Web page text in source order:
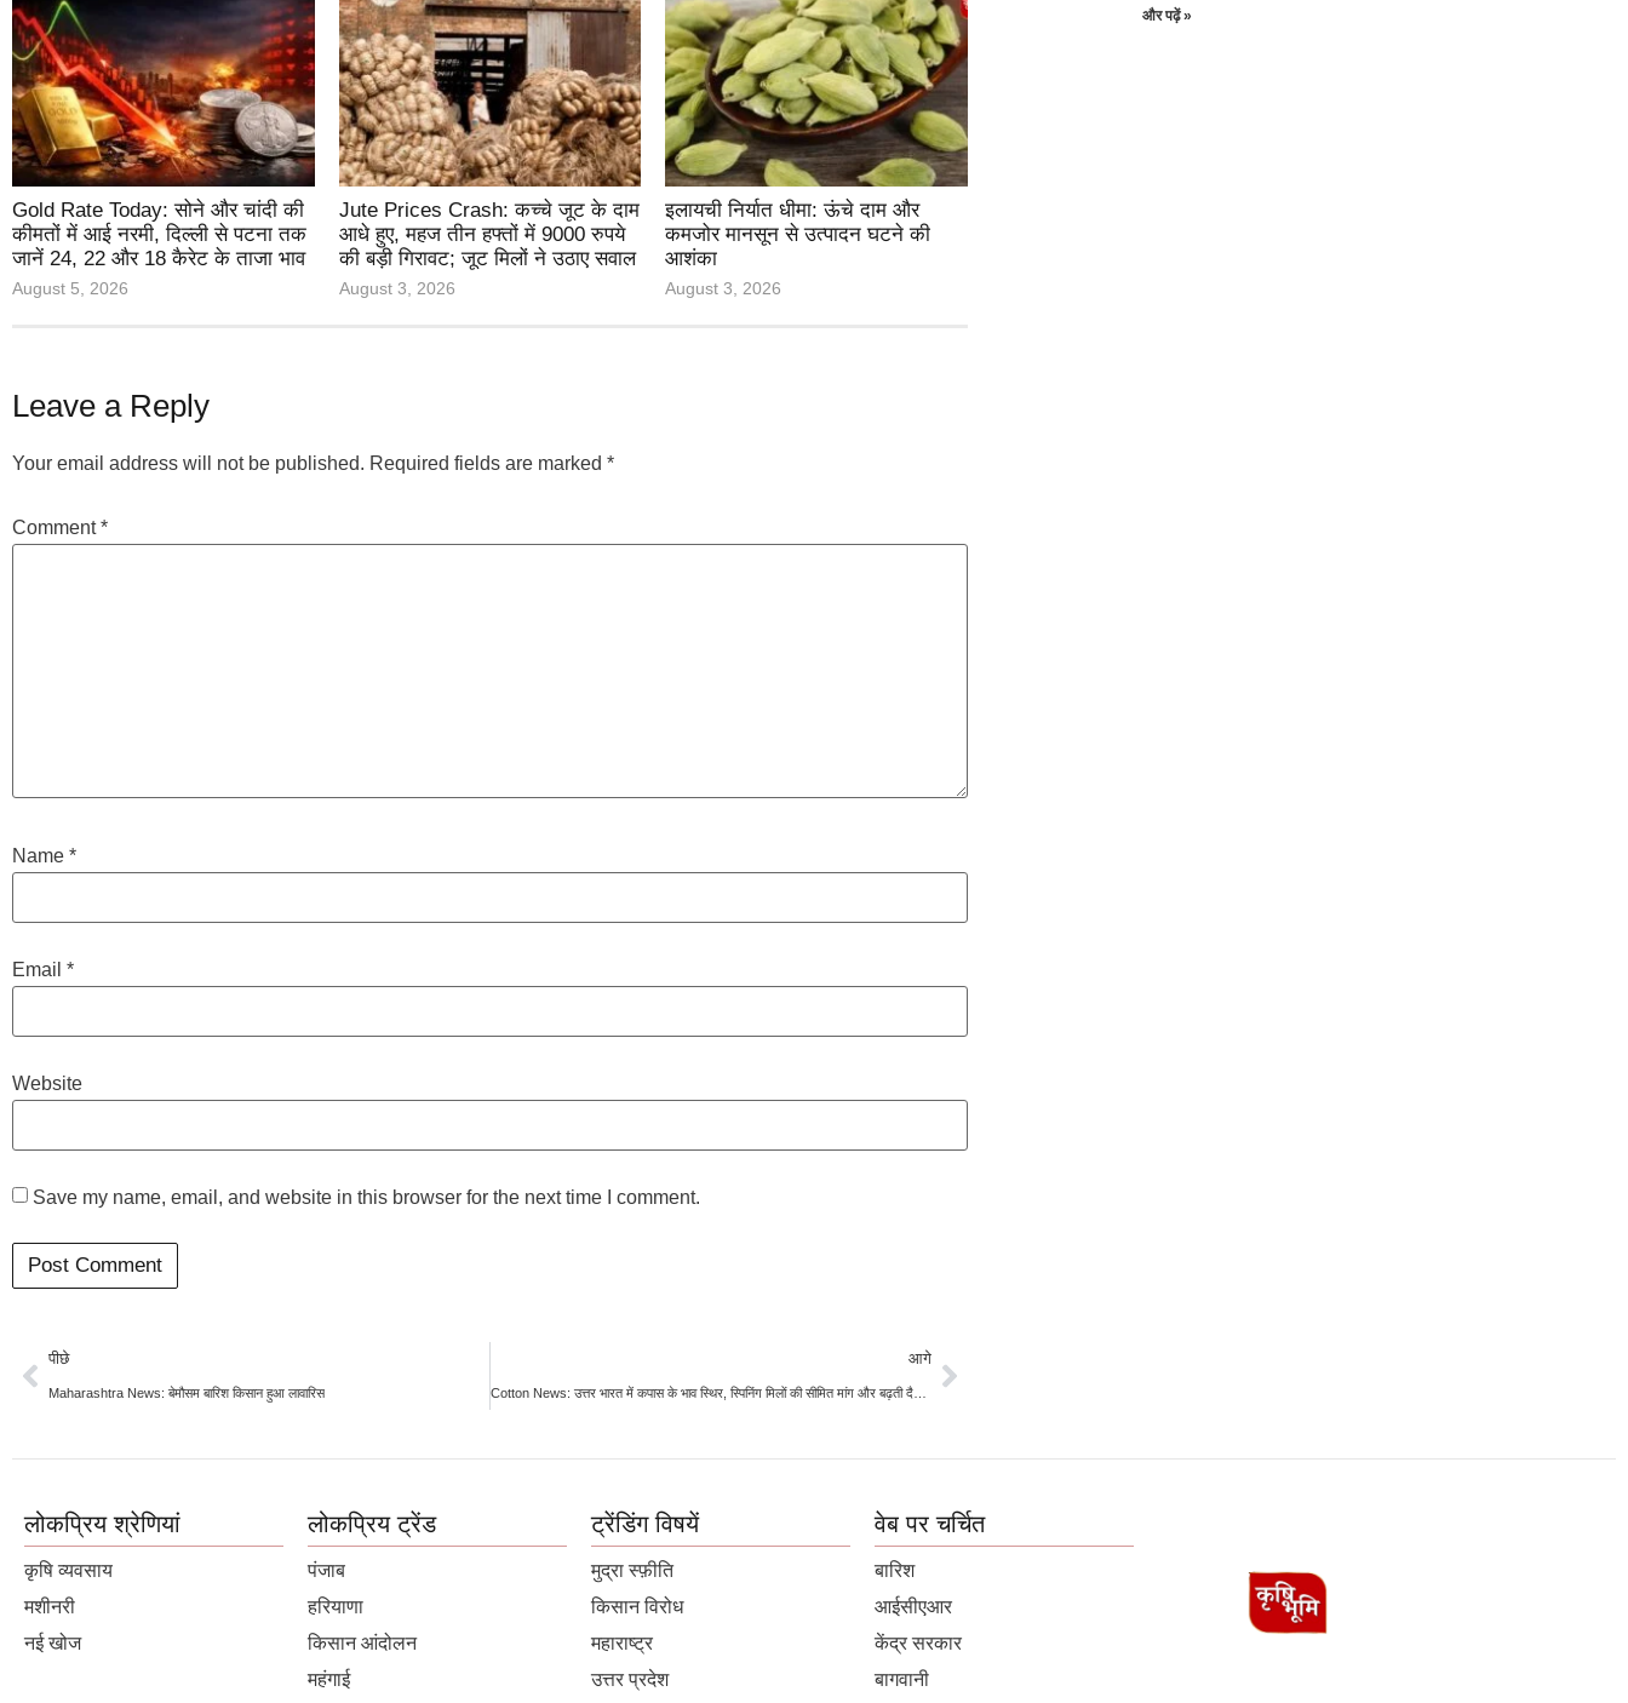
Gold Rate Today: सोने और चांदी की
कीमतों में आई नरमी, दिल्ली से पटना तक
जानें 24, 22 और 18 कैरेट के ताजा भाव
August 5, 2026
Jute Prices Crash: कच्चे जूट के दाम
आधे हुए, महज तीन हफ्तों में 9000 रुपये
की बड़ी गिरावट; जूट मिलों ने उठाए सवाल
August 3, 2026
इलायची निर्यात धीमा: ऊंचे दाम और
कमजोर मानसून से उत्पादन घटने की
आशंका
August 3, 2026
Leave a Reply
Your email address will not be published. Required fields are marked *
Comment*
Name *
Email *
Website
Save my name, email, and website in this browser for the next time I comment.
पीछे
Maharashtra News: बेमौसम बारिश किसान हुआ लावारिस
आगे
और पढ़ें »
लोकप्रिय श्रेणियां
कृषि व्यवसाय
मशीनरी
नई खोज
लोकप्रिय ट्रेंड
पंजाब
हरियाणा
किसान आंदोलन
महंगाई
ट्रेंडिंग विषयें
मुद्रा स्फ़ीति
किसान विरोध
महाराष्ट्र
उत्तर प्रदेश
वेब पर चर्चित
बारिश
आईसीएआर
केंद्र सरकार
बागवानी